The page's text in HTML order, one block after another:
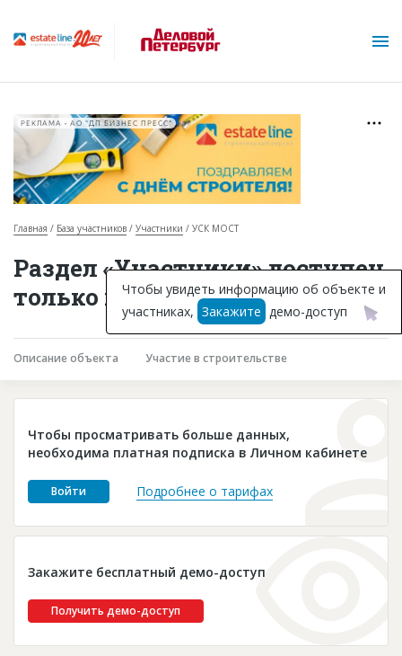
Горячие объекты
База строящихся объектов
Инвестпроекты
Глоссарий
Платные услуги
Пресс-релизы
РЕКЛАМА • АО "ДП БИЗНЕС ПРЕСС"
Главная База участников Участники УСК МОСТ
Раздел «Участники» доступен
только подписчикам
Описание объекта Участие в строительстве
Чтобы просматривать больше данных,
необходима платная подписка в Личном кабинете
Войти Подробнее о тарифах
Закажите бесплатный демо-доступ
Получить демо-доступ
Чтобы увидеть информацию об объекте и
участниках, Закажите демо-доступ